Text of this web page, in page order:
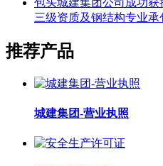
包头城建集团公司成功
三级资质及钢结构专业承
推荐产品
城建集团-营业执照